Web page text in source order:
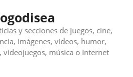
y secciones de juegos, cine,
imágenes, videos, humor,
videojuegos, música o Internet